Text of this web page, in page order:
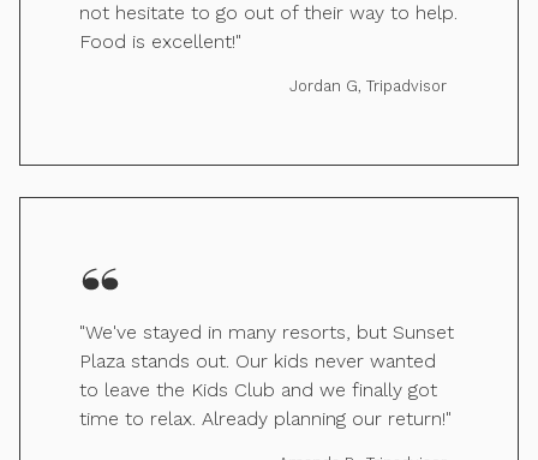
not hesitate to go out of their way to help.
Food is excellent!"
Jordan G, Tripadvisor
"We've stayed in many resorts, but Sunset
Plaza stands out. Our kids never wanted
to leave the Kids Club and we finally got
time to relax. Already planning our return!"